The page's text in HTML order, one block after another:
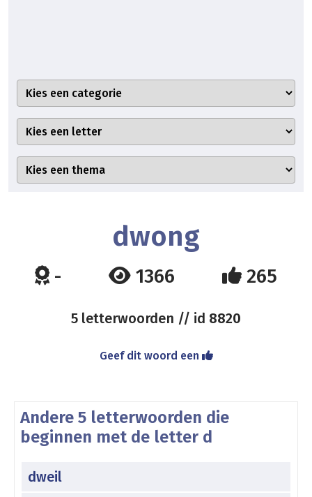
dwong
- 1366 265
5 letterwoorden // id 8820
Geef dit woord een
Andere 5 letterwoorden die
beginnen met de letter d
dweil